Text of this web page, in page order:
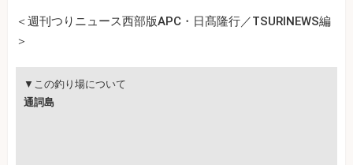
＜週刊つりニュース西部版APC・日髙隆行／TSURINEWS編
＞
▼この釣り場について
通詞島